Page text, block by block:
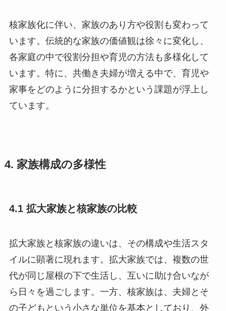
核家族化に伴い、家族のあり方や役割も変わって
います。伝統的な家族の価値観は徐々に変化し、
各家庭の中で役割分担や育児の方法も多様化して
います。特に、共働き夫婦が増える中で、育児や
家事をどのように分担するかという課題が浮上し
ています。
4. 家族構成の多様性
4.1 拡大家族と核家族の比較
拡大家族と核家族の違いは、その構成や生活スタ
イルに顕著に現れます。拡大家族では、複数の世
代が同じ屋根の下で生活し、互いに助け合いなが
ら日々を過ごします。一方、核家族は、夫婦とそ
の子どもという小さな単位を基本としており、外